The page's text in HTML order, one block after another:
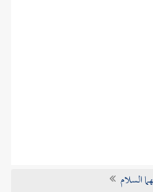
السلام